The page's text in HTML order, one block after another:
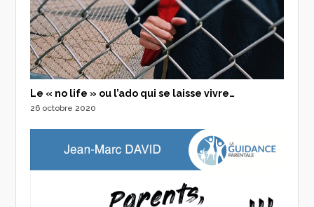
Le « no life » ou l’ado qui se laisse vivre…
26 octobre 2020